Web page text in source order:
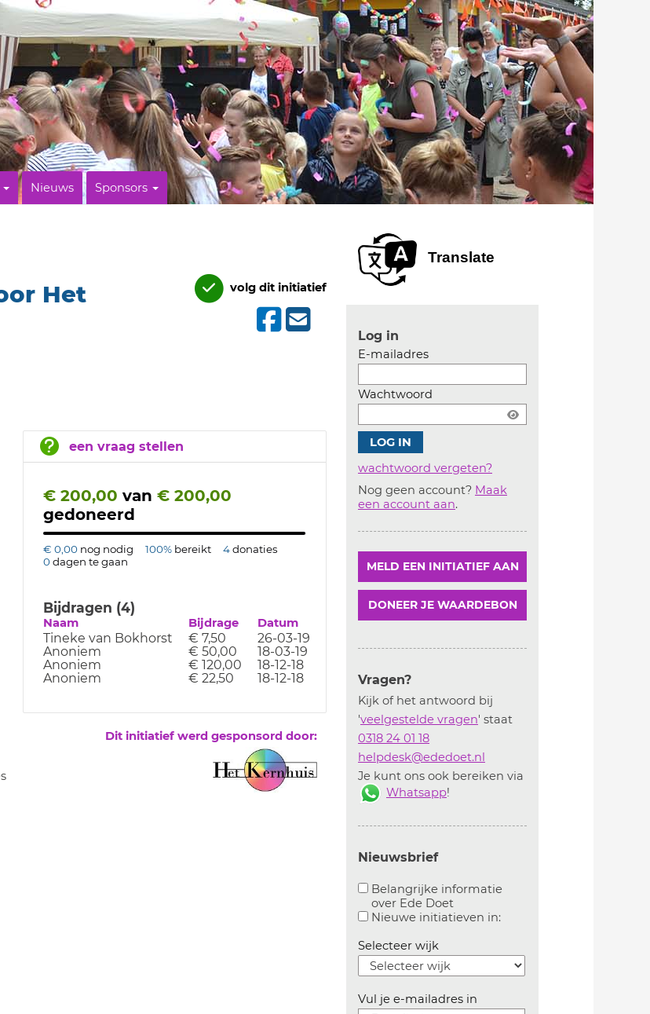
Nieuws Sponsors
Het
volg dit initiatief
een vraag stellen
€ 200,00 van € 200,00
gedoneerd
€ 0,00 nog nodig 100% bereikt 4donaties
0dagen te gaan
Bijdragen (4)
Naam Bijdrage Datum
Tineke van Bokhorst € 7,50
26-03-19
Anoniem
€ 50,00
18-03-19
Anoniem
€ 120,00
18-12-18
Anoniem
€ 22,50 18-12-18
Dit initiatief werd gesponsord door:
Translate
Log in
E-mailadres
Wachtwoord
wachtwoord vergeten?
Nog geen account? Maak
een account aan.
MELD EEN INITIATIEF AAN
DONEER JE WAARDEBON
Vragen?
Kijk of het antwoord bij
'veelgestelde vragen' staat
0318 24 01 18
helpdesk@ededoet.nl
Je kunt ons ook bereiken via
Whatsapp!
Nieuwsbrief
Belangrijke informatie
over Ede Doet
Aanvinken om belangrijke informatie over
Nieuwe initiatieven in:Aanvinken om
Selecteer wijk
Vul je e-mailadres in